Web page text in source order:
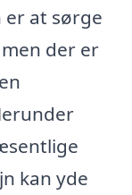
at sørge
der er
kan yde